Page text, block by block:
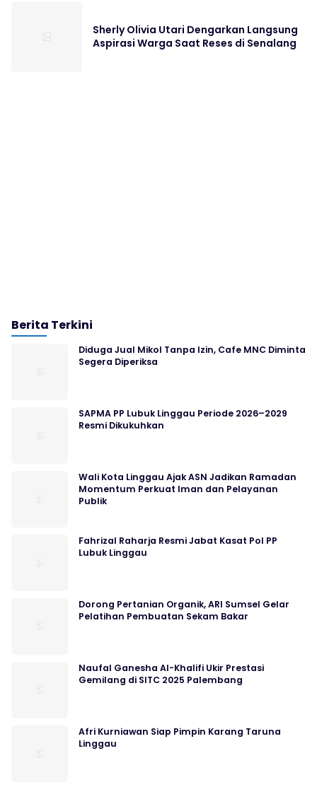
Sherly Olivia Utari Dengarkan Langsung
Aspirasi Warga Saat Reses di Senalang
Berita Terkini
Diduga Jual Mikol Tanpa Izin, Cafe MNC Diminta
Segera Diperiksa
SAPMA PP Lubuk Linggau Periode 2026–2029
Resmi Dikukuhkan
Wali Kota Linggau Ajak ASN Jadikan Ramadan
Momentum Perkuat Iman dan Pelayanan
Publik
Fahrizal Raharja Resmi Jabat Kasat Pol PP
Lubuk Linggau
Dorong Pertanian Organik, ARI Sumsel Gelar
Pelatihan Pembuatan Sekam Bakar
Naufal Ganesha Al-Khalifi Ukir Prestasi
Gemilang di SITC 2025 Palembang
Afri Kurniawan Siap Pimpin Karang Taruna
Linggau